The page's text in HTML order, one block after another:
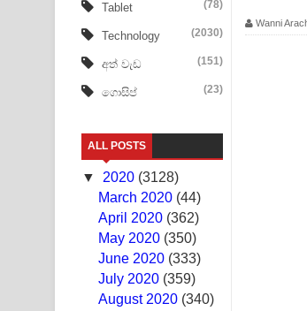
BTS : Hooligan Lyrics
Apa Hamuwee Song Lyrics -
PATHINIYE Song Lyrics -
Sorry Sir Song Lyrics - සොරි සර්
Mathaka Aluthin Liyanna
Sandak Awith Song Lyrics -
Swetha Sande Song Lyrics -
Ma Igili Giya Lyrics - මා ඉගිලී
Tablet (78)
Technology (2030)
අත් වැඩ (151)
ගොසිප් (23)
ALL POSTS
▼ 2020 (3128)
March 2020 (44)
April 2020 (362)
May 2020 (350)
June 2020 (333)
July 2020 (359)
August 2020 (340)
Wanni